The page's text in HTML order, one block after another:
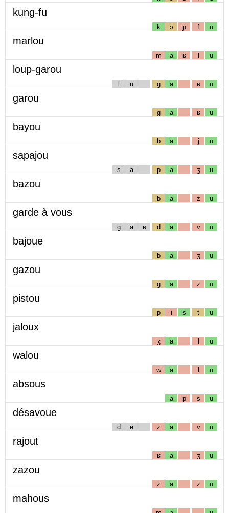
kung-fu
k ɔ ɲ f u
marlou
m a ʁ l u
loup-garou
l u g a ʁ u
garou
g a ʁ u
bayou
b a j u
sapajou
s a p a ʒ u
bazou
b a z u
garde à vous
g a ʁ d a v u
bajoue
b a ʒ u
gazou
g a z u
pistou
p i s t u
jaloux
ʒ a l u
walou
w a l u
absous
a p s u
désavoue
d e z a v u
rajout
ʁ a ʒ u
zazou
z a z u
mahous